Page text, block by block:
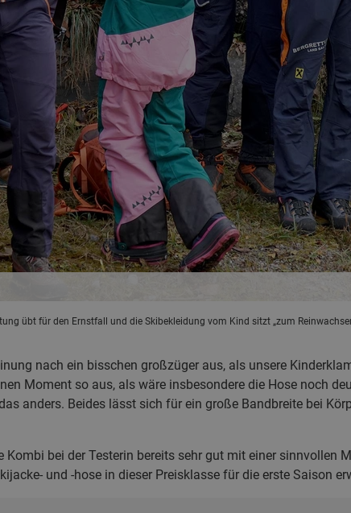
übt für den Ernstfall und die Skibekleidung vom Kind sitzt „zum
nach ein bisschen großzüger aus, als unsere
Moment so aus, als wäre insbesondere die Hose noch
anders. Beides lässt sich für ein große Bandbreite bei
bei der Testerin bereits sehr gut mit einer sinnvollen
und -hose in dieser Preisklasse für die erste Saison